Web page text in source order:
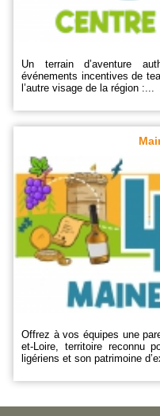
Un terrain d’aventure
événements incentives de
l’autre visage de la région :...
Offrez à vos équipes une
et-Loire, territoire reconnu
ligériens et son patrimoine